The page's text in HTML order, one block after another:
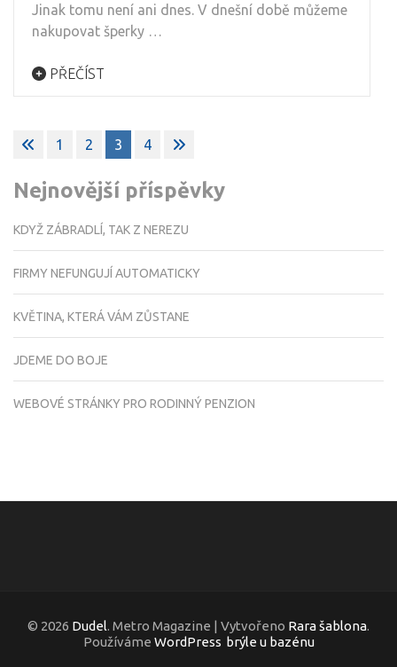
Jinak tomu není ani dnes. V dnešní době můžeme
nakupovat šperky …
PŘEČÍST
Stránkování
příspěvků
1 2 3 4
Nejnovější příspěvky
KDYŽ ZÁBRADLÍ, TAK Z NEREZU
FIRMY NEFUNGUJÍ AUTOMATICKY
KVĚTINA, KTERÁ VÁM ZŮSTANE
JDEME DO BOJE
WEBOVÉ STRÁNKY PRO RODINNÝ PENZION
© 2026 Dudel. Metro Magazine | Vytvořeno Rara šablona.
Používáme WordPress brýle u bazénu